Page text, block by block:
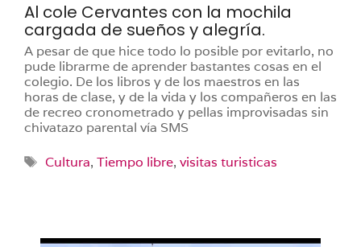
Al cole Cervantes con la mochila
cargada de sueños y alegría.
A pesar de que hice todo lo posible por evitarlo, no
pude librarme de aprender bastantes cosas en el
colegio. De los libros y de los maestros en las
horas de clase, y de la vida y los compañeros en las
de recreo cronometrado y pellas improvisadas sin
chivatazo parental vía SMS
Etiquetas
Cultura, Tiempo libre, visitas turisticas